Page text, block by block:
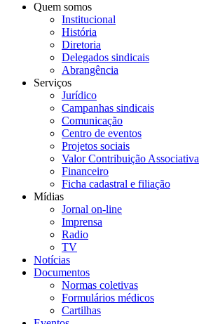
Quem somos
Institucional
História
Diretoria
Delegados sindicais
Abrangência
Serviços
Jurídico
Campanhas sindicais
Comunicação
Centro de eventos
Projetos sociais
Valor Contribuição Associativa
Financeiro
Ficha cadastral e filiação
Mídias
Jornal on-line
Imprensa
Radio
TV
Notícias
Documentos
Normas coletivas
Formulários médicos
Cartilhas